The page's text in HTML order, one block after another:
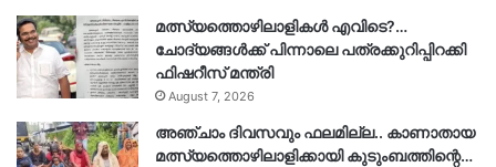
മത്സ്യത്തൊഴിലാളികൾ എവിടെ?…
ചോദ്യങ്ങൾക്ക് പിന്നാലെ പത്രക്കുറിപ്പിറക്കി
ഫിഷറീസ് മന്ത്രി
August 7, 2026
അഞ്ചാം ദിവസവും ഫലമില്ല.. കാണാതായ
മത്സ്യത്തൊഴിലാളിക്കായി കുടുംബത്തിന്റെ…